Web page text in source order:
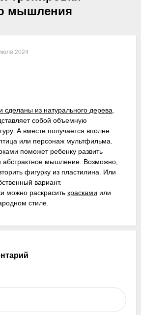
мышления
2024
сделаны из натурального дерева.
собой объемную
А вместе получается вполне
или персонаж мультфильма.
поможет ребенку развить
абстрактное мышление. Возможно,
фигурку из пластилина. Или
вариант.
можно раскрасить красками или
стиле.